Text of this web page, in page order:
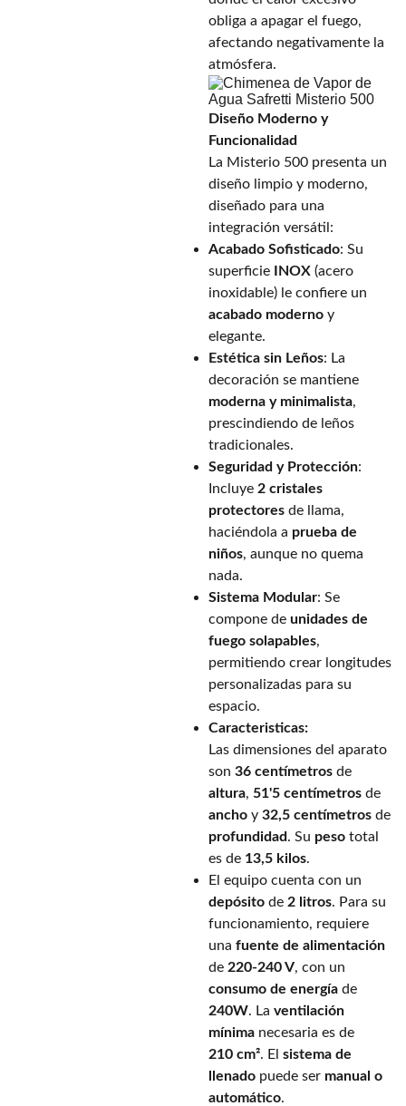
obliga a apagar el fuego,
afectando negativamente la
atmósfera.
Diseño Moderno y
Funcionalidad
La Misterio 500 presenta un
diseño limpio y moderno,
diseñado para una
integración versátil:
Acabado Sofisticado: Su
superficie
INOX (acero
inoxidable) le confiere un
acabado moderno y
elegante.
Estética sin Leños: La
decoración se mantiene
moderna y minimalista,
prescindiendo de leños
tradicionales.
Seguridad y Protección:
Incluye 2 cristales
protectores de llama,
haciéndola a prueba de
niños, aunque no quema
nada.
Sistema Modular: Se
compone de unidades de
fuego solapables,
permitiendo crear longitudes
personalizadas para su
espacio.
Caracteristicas:
Las dimensiones del aparato
son 36 centímetros de
altura, 51'5 centímetros de
ancho y 32,5 centímetros de
profundidad. Su peso total
es de 13,5 kilos.
El equipo cuenta con un
depósito de 2 litros. Para su
funcionamiento, requiere
una fuente de alimentación
de 220-240 V, con un
consumo de energía de
240W. La ventilación
mínima necesaria es de
210 cm². El sistema de
llenado puede ser manual o
automático.